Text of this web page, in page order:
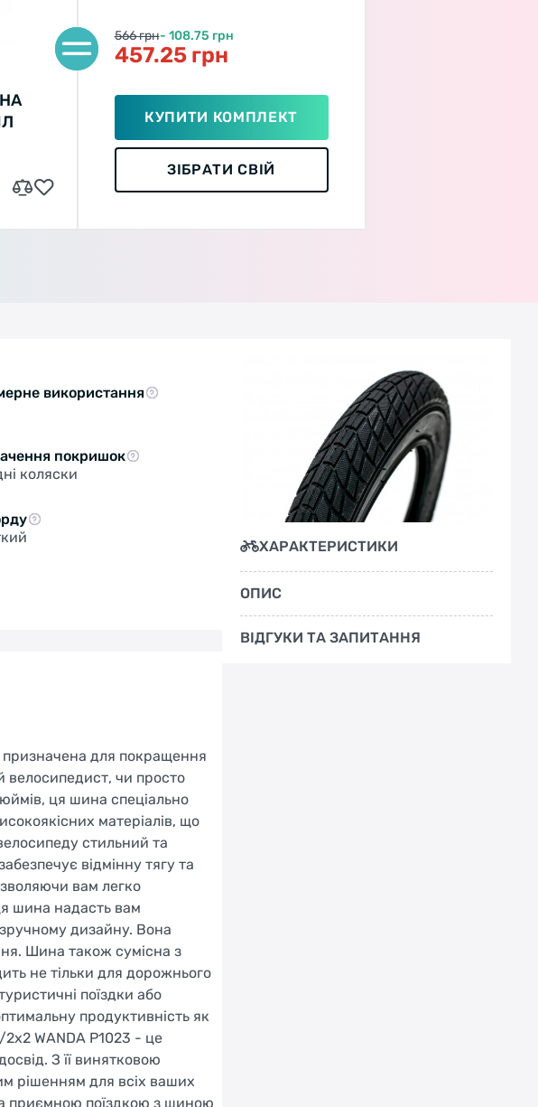
566 грн- 108.75 грн
457.25 грн
КУПИТИ КОМПЛЕКТ
ЗІБРАТИ СВІЙ
використання
покришок
коляски
для покращення
велосипедист, чи просто
ця шина спеціально
матеріалів, що
стильний та
відмінну тягу та
вам легко
шина надасть вам
зручному дизайну. Вона
Шина також сумісна з
не тільки для дорожнього
поїздки або
продуктивність як
2x2 WANDA P1023 - це
З її винятковою
рішенням для всіх ваших
приємною поїздкою з шиною
ХАРАКТЕРИСТИКИ
ОПИС
ВІДГУКИ ТА ЗАПИТАННЯ